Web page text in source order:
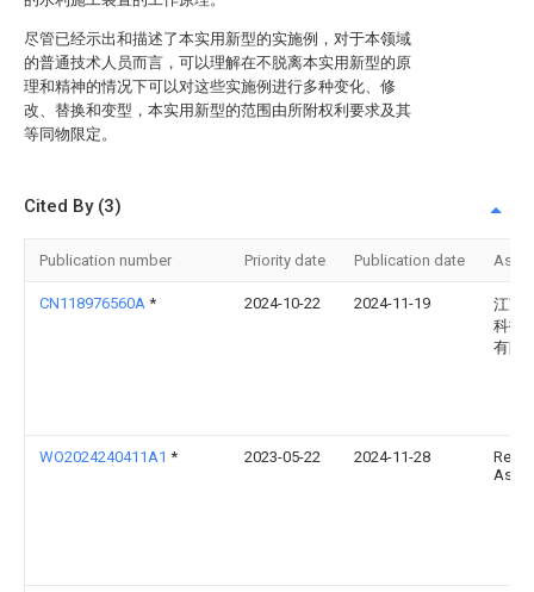
尽管已经示出和描述了本实用新型的实施例，对于本领域
的普通技术人员而言，可以理解在不脱离本实用新型的原
理和精神的情况下可以对这些实施例进行多种变化、修
改、替换和变型，本实用新型的范围由所附权利要求及其
等同物限定。
Cited By (3)
Publication number Priority date Publication date
CN118976560A * 2024-10-22 2024-11-19
江苏
科技
有限
WO2024240411A1 * 2023-05-22 2024-11-28
As